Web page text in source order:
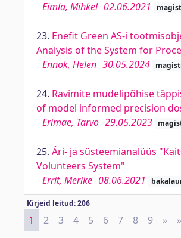
Eimla, Mihkel 02.06.2021
23. Enefit Green AS-i
Analysis of the System for
Ennok, Helen 30.05.2024
24. Ravimite mudelipõhise
of model informed precision
Erimäe, Tarvo 29.05.2023
25. Äri- ja süsteemianalüüs
Volunteers System"
Errit, Merike 08.06.2021
Kirjeid leitud: 206
1 2 3 4 5 6 7 8 9 »